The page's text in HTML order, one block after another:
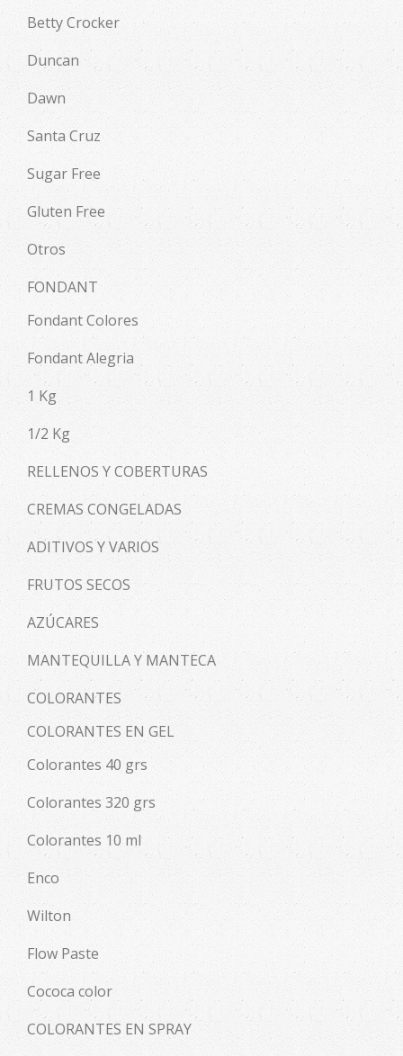
Betty Crocker
Duncan
Dawn
Santa Cruz
Sugar Free
Gluten Free
Otros
FONDANT
Fondant Colores
Fondant Alegria
1 Kg
1/2 Kg
RELLENOS Y COBERTURAS
CREMAS CONGELADAS
ADITIVOS Y VARIOS
FRUTOS SECOS
AZÚCARES
MANTEQUILLA Y MANTECA
COLORANTES
COLORANTES EN GEL
Colorantes 40 grs
Colorantes 320 grs
Colorantes 10 ml
Enco
Wilton
Flow Paste
Cococa color
COLORANTES EN SPRAY